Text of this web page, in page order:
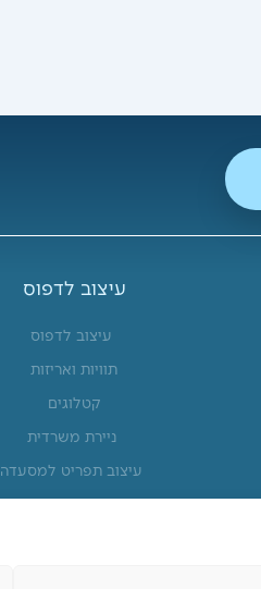
עיצוב לדפוס
עיצוב לדפוס
תוויות ואריזות
קטלוגים
ניירת משרדית
עיצוב תפריט למסעדה